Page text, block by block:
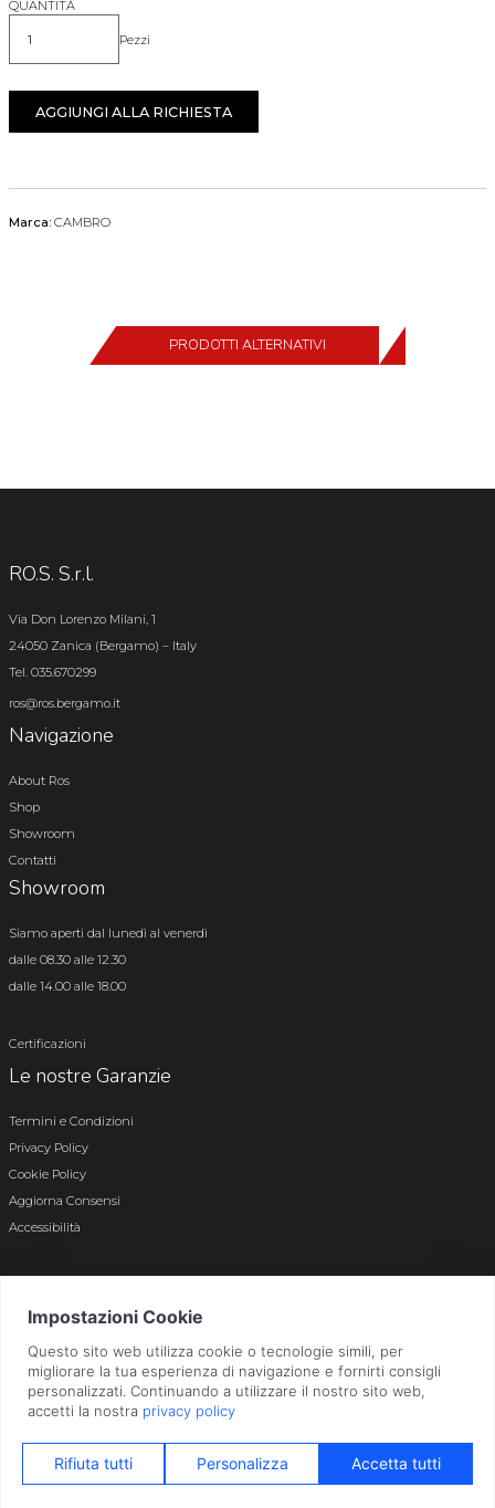
QUANTITÀ
Quantità Pezzi
AGGIUNGI ALLA RICHIESTA
Marca: CAMBRO
PRODOTTI ALTERNATIVI
RO.S. S.r.l.
Via Don Lorenzo Milani, 1
24050 Zanica (Bergamo) – Italy
Tel. 035.670299
ros@ros.bergamo.it
Navigazione
About Ros
Shop
Showroom
Contatti
Showroom
Siamo aperti dal lunedì al venerdì
dalle 08.30 alle 12.30
dalle 14.00 alle 18.00
Certificazioni
Le nostre Garanzie
Termini e Condizioni
Privacy Policy
Cookie Policy
Aggiorna Consensi
Accessibilità
Bergamo n. 01496180165 · Capitale Sociale i.v. € 800.000,00